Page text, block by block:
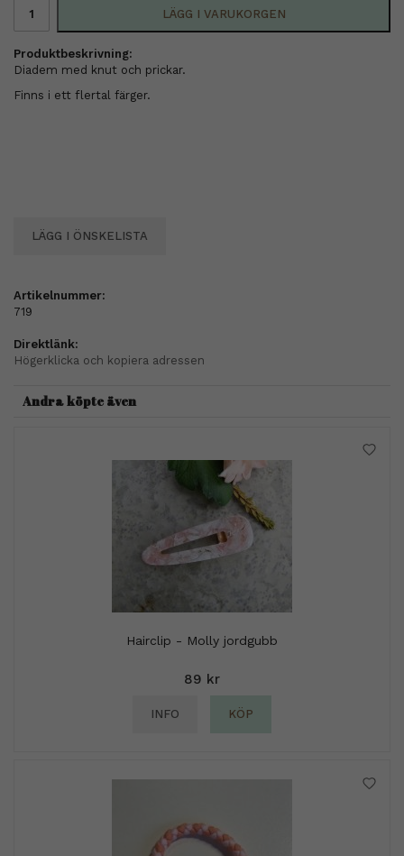
LÄGG I VARUKORGEN
Produktbeskrivning:
Diadem med knut och prickar.
Finns i ett flertal färger.
LÄGG I ÖNSKELISTA
Artikelnummer:
719
Direktlänk:
Högerklicka och kopiera adressen
Andra köpte även
Hairclip - Molly jordgubb
89 kr
INFO KÖP